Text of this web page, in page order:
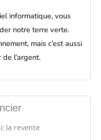
informatique, vous
notre terre verte.
mais c’est aussi
l’argent.